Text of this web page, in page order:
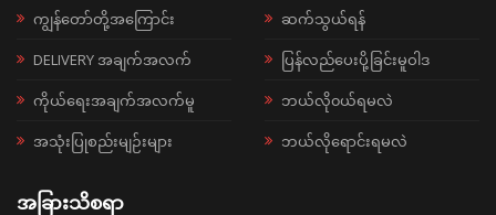
ကျွန်တော်တို့အကြောင်း
DELIVERY အချက်အလက်
ကိုယ်ရေးအချက်အလက်မူ
အသုံးပြုစည်းမျဉ်းများ
ဆက်သွယ်ရန်
ပြန်လည်ပေးပို့ခြင်းမူဝါဒ
ဘယ်လို၀ယ်ရမလဲ
ဘယ်လိုရောင်းရမလဲ
အခြားသိစရာ